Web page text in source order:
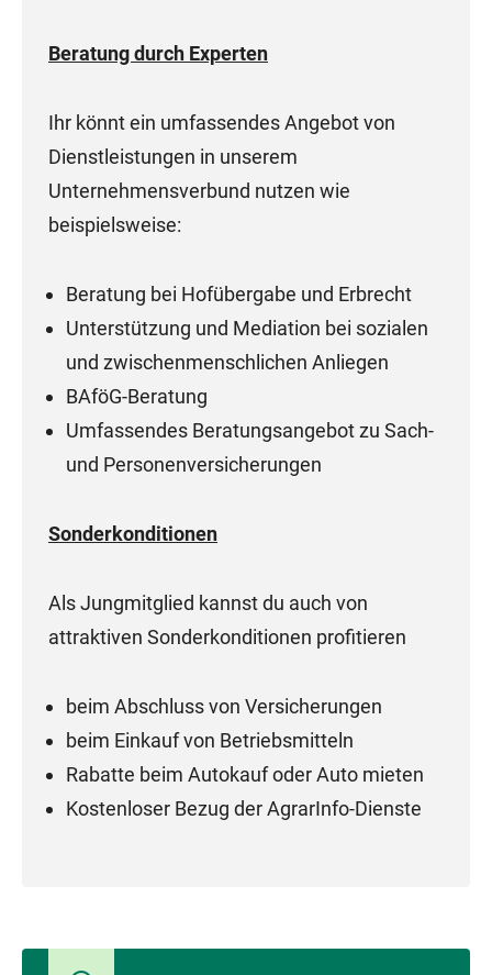
Beratung durch Experten
Ihr könnt ein umfassendes Angebot von
Dienstleistungen in unserem
Unternehmensverbund nutzen wie
beispielsweise:
Beratung bei Hofübergabe und Erbrecht
Unterstützung und Mediation bei sozialen
und zwischenmenschlichen Anliegen
BAföG-Beratung
Umfassendes Beratungsangebot zu Sach-
und Personenversicherungen
Sonderkonditionen
Als Jungmitglied kannst du auch von
attraktiven Sonderkonditionen profitieren
beim Abschluss von Versicherungen
beim Einkauf von Betriebsmitteln
Rabatte beim Autokauf oder Auto mieten
Kostenloser Bezug der AgrarInfo-Dienste